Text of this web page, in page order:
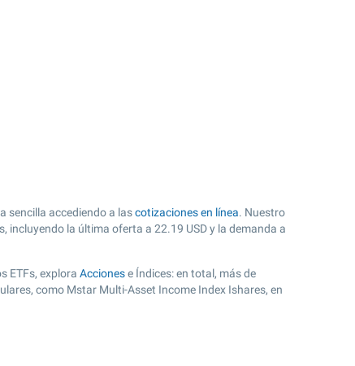
sencilla accediendo a lascotizaciones en línea. Nuestro
incluyendo la última oferta a 22.19 USD y la demanda a
ETFs, explora Accionese Índices: en total, más de
como Mstar Multi-Asset Income Index Ishares, en